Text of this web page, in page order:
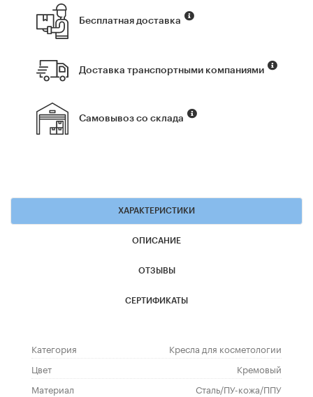
Бесплатная доставка
Доставка транспортными компаниями
Самовывоз со склада
ХАРАКТЕРИСТИКИ
ОПИСАНИЕ
ОТЗЫВЫ
СЕРТИФИКАТЫ
Категория
Кресла для косметологии
Цвет
Кремовый
Материал
Сталь/ПУ-кожа/ППУ